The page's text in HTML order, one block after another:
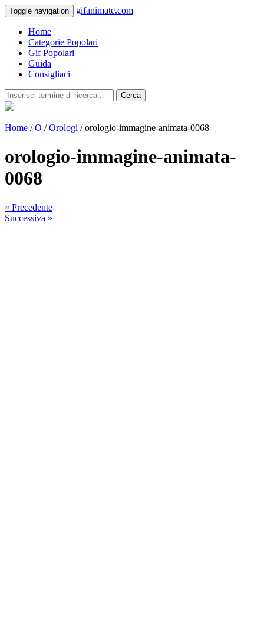
Toggle navigation gifanimate.com
Home
Categorie Popolari
Gif Popolari
Guida
Consigliaci
Cerca
Home /O /Orologi / orologio-immagine-animata-0068
orologio-immagine-animata-
0068
« Precedente
Successiva »